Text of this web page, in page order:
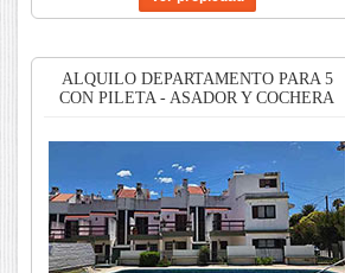
ALQUILO DEPARTAMENTO PARA 5
CON PILETA - ASADOR Y COCHERA